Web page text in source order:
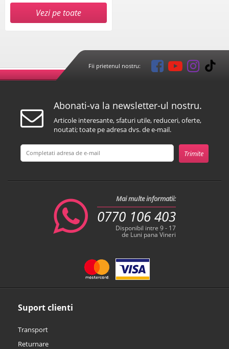
Vezi pe toate
Fii prietenul nostru:
Suport clienti
Transport
Returnare
Abonati-va la newsletter-ul nostru.
Articole interesante, sfaturi utile, reduceri, oferte,
noutati; toate pe adresa dvs. de e-mail.
Mai multe informatii:
0770 106 403
Disponibil intre 9 - 17
de Luni pana Vineri